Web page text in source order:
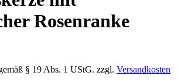
Rosenranke
§ 19 Abs. 1 UStG. zzgl. Versandkosten